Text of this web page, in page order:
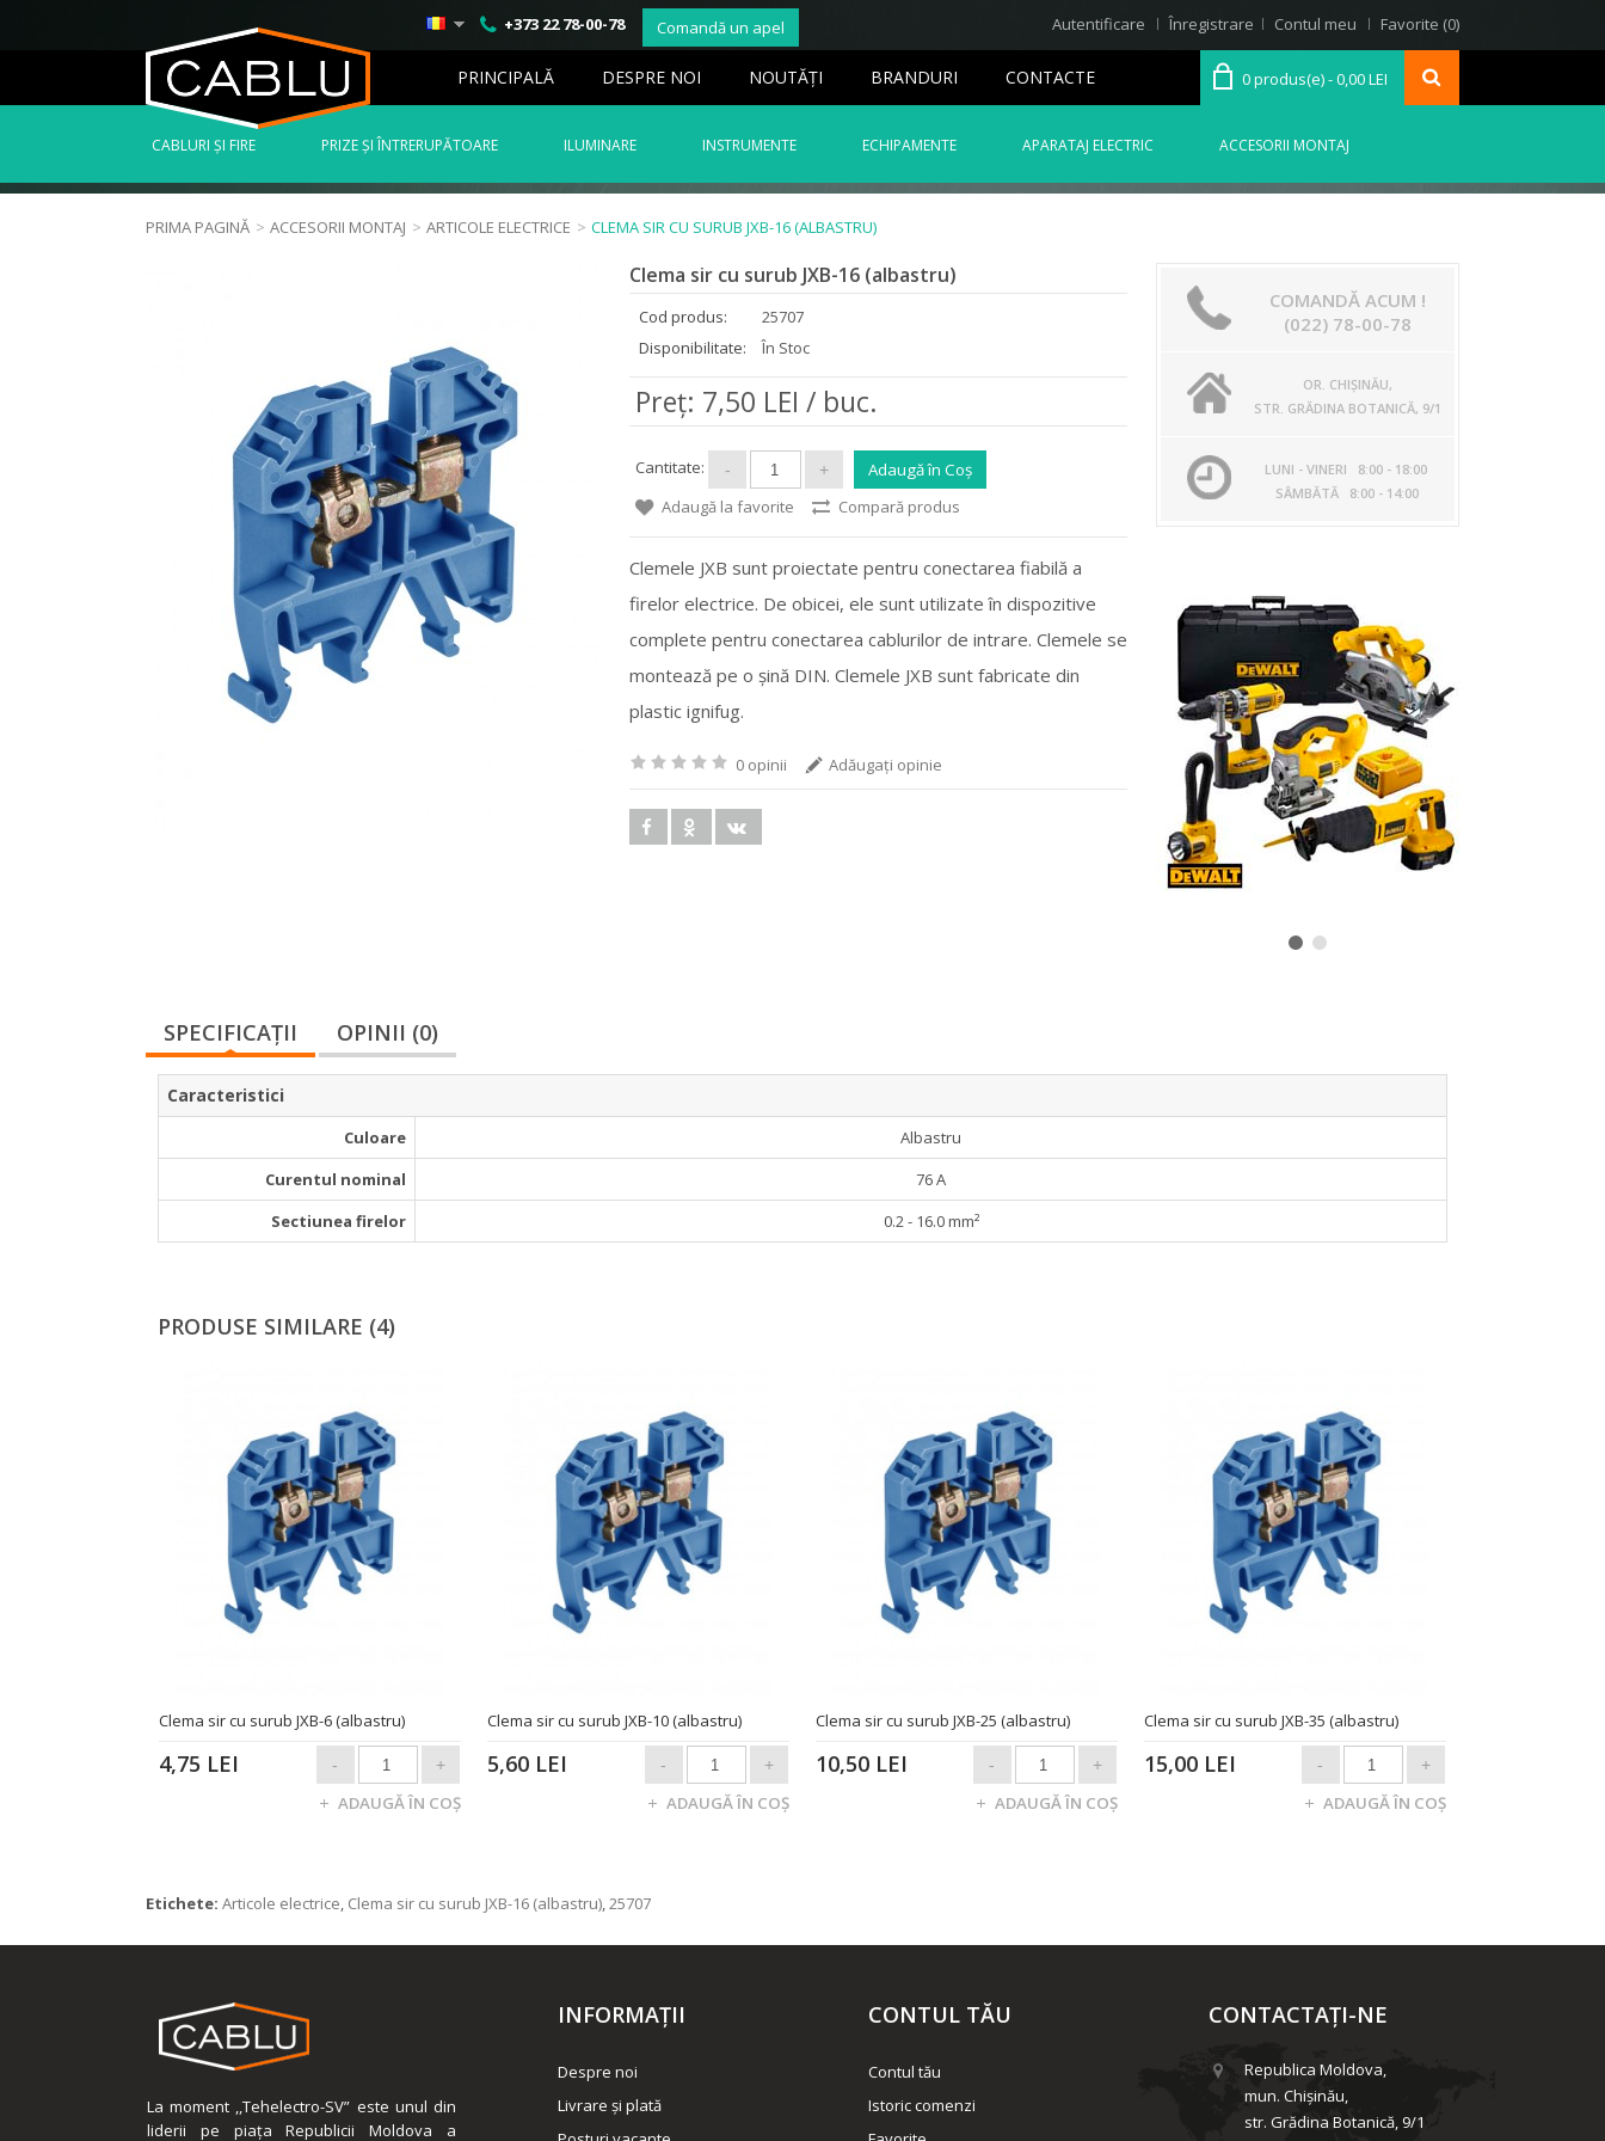
+373 22 78-00-78 Comandă un apel Contul meu Favorite (0)
Autentificare Înregistrare
0 produs(e) - 0,00 LEI
СABLURI ȘI FIRE PRIZE ȘI ÎNTRERUPĂTOARE ILUMINARE INSTRUMENTE ECHIPAMENTE APARATAJ ELECTRIC ACCESORII MONTAJ
PRINCIPALĂ DESPRE NOI NOUTĂŢI BRANDURI CONTACTE
PRIMA PAGINĂ > ACCESORII MONTAJ > ARTICOLE ELECTRICE > CLEMA SIR CU SURUB JXB-16 (ALBASTRU)
Clema sir cu surub JXB-16 (albastru)
Cod produs:
25707
Disponibilitate:
În Stoc
Preţ: 7,50 LEI / buc.
Cantitate:
Adaugă la favorite
Compară produs
Clemele JXB sunt proiectate pentru conectarea fiabilă a
firelor electrice. De obicei, ele sunt utilizate în dispozitive
complete pentru conectarea cablurilor de intrare. Clemele se
montează pe o șină DIN. Clemele JXB sunt fabricate din
plastic ignifug.
0 opinii Adăugaţi opinie
COMANDĂ ACUM !
(022) 78-00-78
OR. CHIŞINĂU,
STR. GRĂDINA BOTANICĂ, 9/1
LUNI - VINERI 8:00 - 18:00
SÂMBĂTĂ 8:00 - 14:00
SPECIFICAŢII OPINII (0)
Caracteristici
­ Culoare
Albastru
­ Curentul nominal
76 A
­ Sectiunea firelor
0.2 - 16.0 mm²
PRODUSE SIMILARE (4)
Clema sir cu surub JXB-6 (albastru)
4,75 LEI
Clema sir cu surub JXB-10 (albastru)
5,60 LEI
Clema sir cu surub JXB-25 (albastru)
10,50 LEI
Clema sir cu surub JXB-35 (albastru)
15,00 LEI
Etichete: Articole electrice, Clema sir cu surub JXB-16 (albastru),25707
La moment ,,Tehelectro-SV” este unul din
liderii pe piața Republicii Moldova a
INFORMAŢII
Despre noi
Livrare și plată
CONTUL TĂU
Contul tău
Istoric comenzi
CONTACTAȚI-NE
Republica Moldova,
mun. Chişinău,
str. Grădina Botanică, 9/1